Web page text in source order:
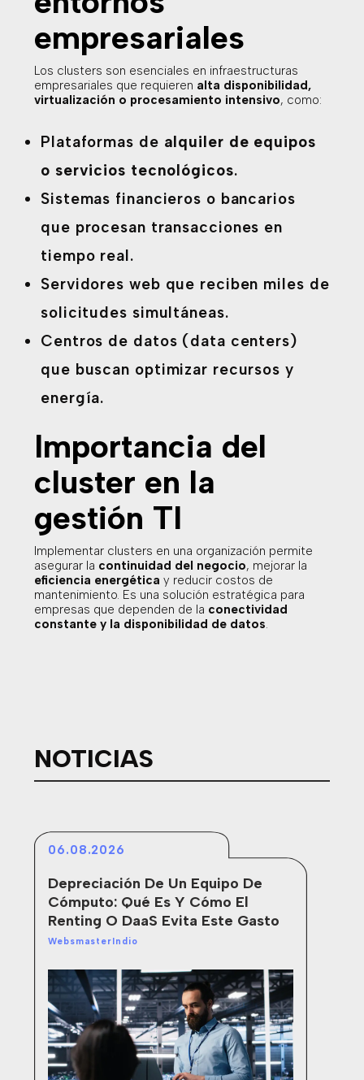
empresariales
Los clusters son esenciales en infraestructuras
empresariales que requieren alta disponibilidad,
virtualización o procesamiento intensivo, como:
Plataformas de alquiler de equipos
o servicios tecnológicos.
Sistemas financieros o bancarios
que procesan transacciones en
tiempo real.
Servidores web que reciben miles de
solicitudes simultáneas.
Centros de datos (data centers)
que buscan optimizar recursos y
energía.
Importancia del
cluster en la
gestión TI
Implementar clusters en una organización permite
asegurar la continuidad del negocio, mejorar la
eficiencia energética y reducir costos de
mantenimiento. Es una solución estratégica para
empresas que dependen de la conectividad
constante y la disponibilidad de datos.
NOTICIAS
06.08.2026
Depreciación De Un Equipo De
Cómputo: Qué Es Y Cómo El
Renting O DaaS Evita Este Gasto
WebsmasterIndio